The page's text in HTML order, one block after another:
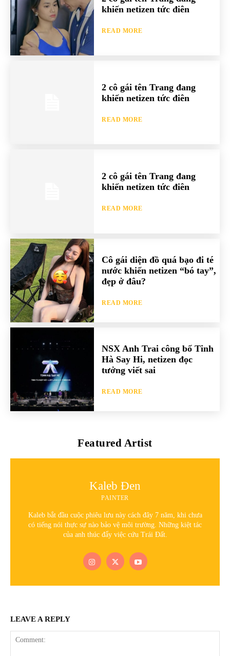
khiến netizen tức điên
READ MORE
2 cô gái tên Trang đang
khiến netizen tức điên
READ MORE
2 cô gái tên Trang đang
khiến netizen tức điên
READ MORE
Cô gái diện đồ quá bạo đi té
nước khiến netizen “bó tay”,
đẹp ở đâu?
READ MORE
NSX Anh Trai công bố Tinh
Hà Say Hi, netizen đọc
tưởng viết sai
READ MORE
Featured Artist
Kaleb Đen
PAINTER
Kaleb bắt đầu cuộc phiêu lưu này cách đây 7 năm, khi chưa
có tiếng nói thực sự nào bảo vệ môi trường. Những kiệt tác
của anh thúc đẩy việc cứu Trái Đất.
LEAVE A REPLY